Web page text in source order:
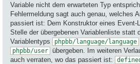
Variable nicht dem erwarteten Typ
Fehlermeldung sagt auch genau, welches
passiert ist: Dem Konstruktor eines Event-
Stelle der übergebenen Variablenliste statt
Variablentyps
phpbb/language/language
phpbb/user
übergeben. Im weiteren
auch verraten, wo das passiert ist: